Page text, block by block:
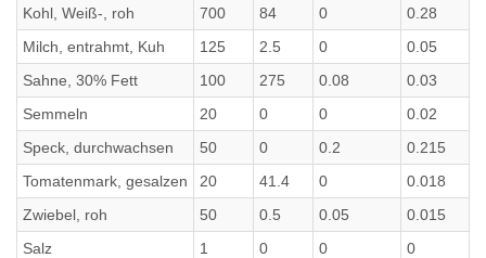
Kohl, Weiß-, roh
700 84 0
0.28
Milch, entrahmt, Kuh
125 2.5 0
0.05
Sahne, 30% Fett
100 275 0.08
0.03
Semmeln
20 0 0
0.02
Speck, durchwachsen
50 0 0.2
0.215
Tomatenmark, gesalzen
20 41.4 0
0.018
Zwiebel, roh
50 0.5 0.05
0.015
Salz
1 0 0 0